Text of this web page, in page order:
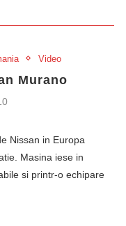
Video
Murano
Nissan in Europa
Masina iese in
si printr-o echipare